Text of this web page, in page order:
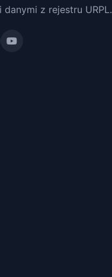
z rejestru URPL.